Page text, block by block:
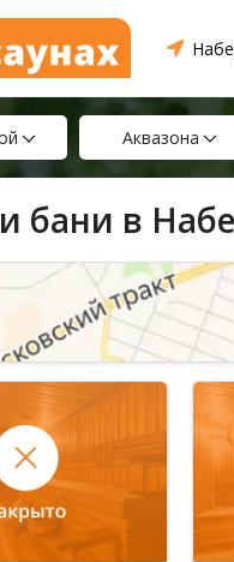
Аквазона
бани в